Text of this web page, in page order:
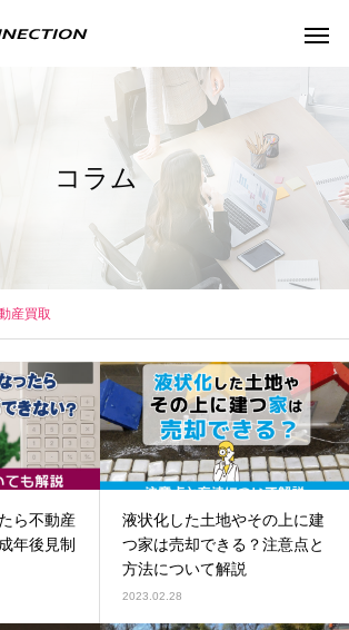
ズの利益還元
コラム
産買取
ら不動産
年後見制
液状化した土地やその上に建
つ家は売却できる？注意点と
方法について解説
2023.02.28